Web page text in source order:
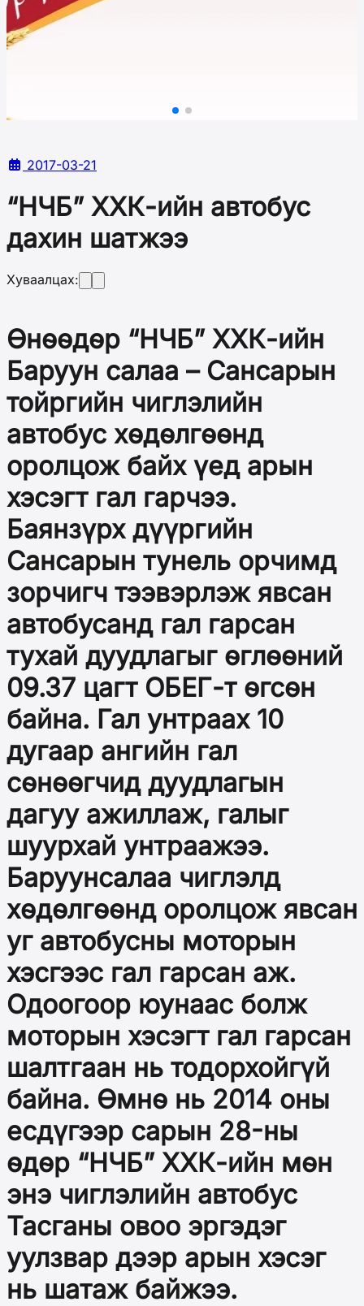
2017-03-21
“НЧБ” ХХК-ийн автобус
дахин шатжээ
Хуваалцах:
Өнөөдөр “НЧБ” ХХК-ийн
Баруун салаа – Сансарын
тойргийн чиглэлийн
автобус хөдөлгөөнд
оролцож байх үед арын
хэсэгт гал гарчээ.
Баянзүрх дүүргийн
Сансарын тунель орчимд
зорчигч тээвэрлэж явсан
автобусанд гал гарсан
тухай дуудлагыг өглөөний
09.37 цагт ОБЕГ-т өгсөн
байна. Гал унтраах 10
дугаар ангийн гал
сөнөөгчид дуудлагын
дагуу ажиллаж, галыг
шуурхай унтраажээ.
Баруунсалаа чиглэлд
хөдөлгөөнд оролцож явсан
уг автобусны моторын
хэсгээс гал гарсан аж.
Одоогоор юунаас болж
моторын хэсэгт гал гарсан
шалтгаан нь тодорхойгүй
байна. Өмнө нь 2014 оны
есдүгээр сарын 28-ны
өдөр “НЧБ” ХХК-ийн мөн
энэ чиглэлийн автобус
Тасганы овоо эргэдэг
уулзвар дээр арын хэсэг
нь шатаж байжээ.